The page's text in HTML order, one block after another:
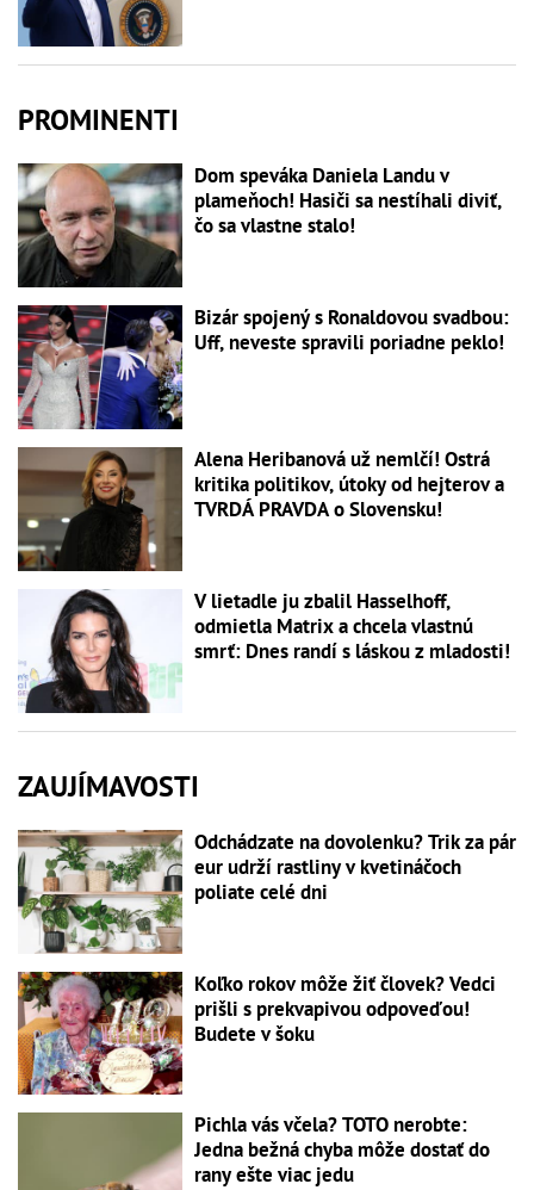
PROMINENTI
Dom speváka Daniela Landu v
plameňoch! Hasiči sa nestíhali diviť,
čo sa vlastne stalo!
Bizár spojený s Ronaldovou svadbou:
Uff, neveste spravili poriadne peklo!
Alena Heribanová už nemlčí! Ostrá
kritika politikov, útoky od hejterov a
TVRDÁ PRAVDA o Slovensku!
V lietadle ju zbalil Hasselhoff,
odmietla Matrix a chcela vlastnú
smrť: Dnes randí s láskou z mladosti!
ZAUJÍMAVOSTI
Odchádzate na dovolenku? Trik za pár
eur udrží rastliny v kvetináčoch
poliate celé dni
Koľko rokov môže žiť človek? Vedci
prišli s prekvapivou odpoveďou!
Budete v šoku
Pichla vás včela? TOTO nerobte:
Jedna bežná chyba môže dostať do
rany ešte viac jedu